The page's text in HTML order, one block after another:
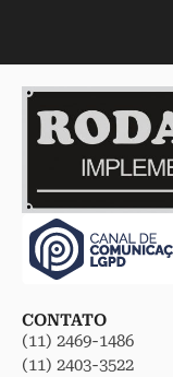
CONTATO
(11) 2469-1486
(11) 2403-3522